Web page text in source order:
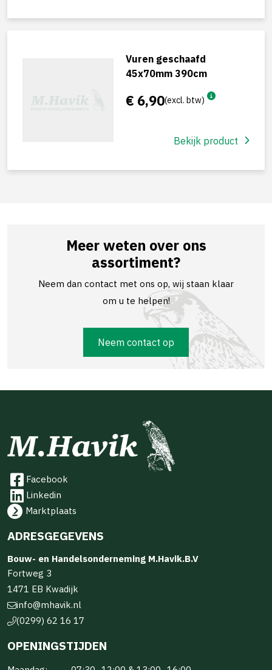
Vuren geschaafd
45x70mm 390cm
€ 6,90(excl. btw)
Bekijk product
Meer weten over ons
assortiment?
Neem dan contact met ons op, wij staan klaar
om u te helpen!
Neem contact op
Facebook
Linkedin
Marktplaats
ADRESGEGEVENS
Bouw- en Handelsonderneming M.Havik.B.V
Fortweg 3
1471 EB Kwadijk
info@mhavik.nl
(0299) 62 16 17
OPENINGSTIJDEN